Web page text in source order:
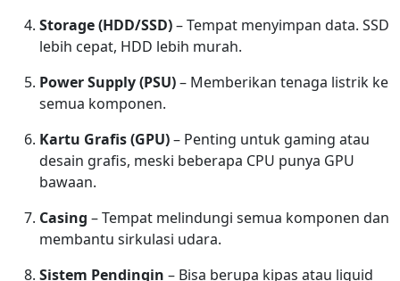
Storage (HDD/SSD)– Tempat menyimpan data. SSD
lebih cepat, HDD lebih murah.
Power Supply (PSU)– Memberikan tenaga listrik ke
semua komponen.
Kartu Grafis (GPU)– Penting untuk gaming atau
desain grafis, meski beberapa CPU punya GPU
bawaan.
Casing – Tempat melindungi semua komponen dan
membantu sirkulasi udara.
Sistem Pendingin – Bisa berupa kipas atau liquid